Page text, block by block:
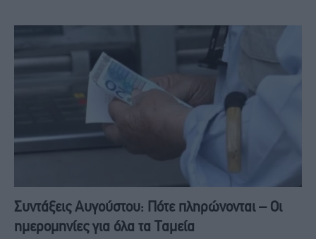
Συντάξεις Αυγούστου: Πότε πληρώνονται – Οι
ημερομηνίες για όλα τα Ταμεία